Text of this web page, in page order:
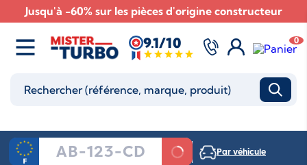
Jusqu'à -60% sur les pièces d'origine constructeur
9.1/10 0
Par véhicule